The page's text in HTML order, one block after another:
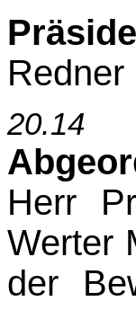
20.14
Herr
Werter
der